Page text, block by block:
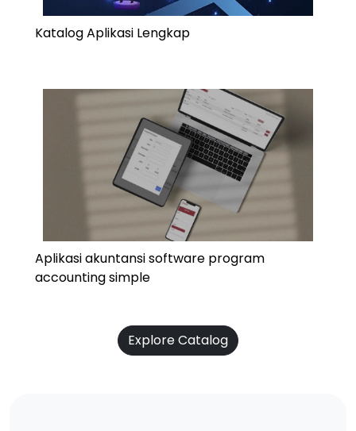
Katalog Aplikasi Lengkap
Aplikasi akuntansi software program
accounting simple
Explore Catalog